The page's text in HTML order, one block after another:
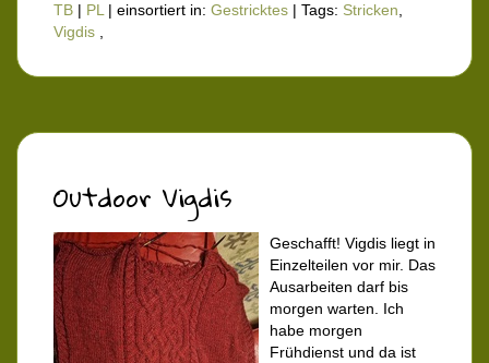
TB | PL| einsortiert in: Gestricktes | Tags: Stricken,
Vigdis ,
Outdoor Vigdis
Geschafft! Vigdis liegt in
Einzelteilen vor mir. Das
Ausarbeiten darf bis
morgen warten. Ich
habe morgen
Frühdienst und da ist